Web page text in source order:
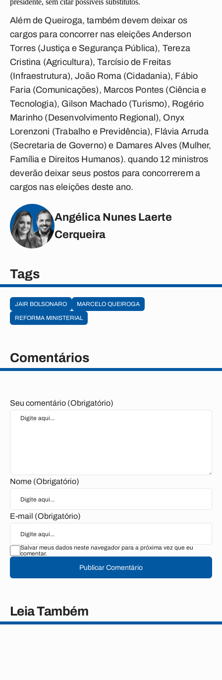
presidente, sem citar possíveis substitutos.
Além de Queiroga, também devem deixar os
cargos para concorrer nas eleições Anderson
Torres (Justiça e Segurança Pública), Tereza
Cristina (Agricultura), Tarcísio de Freitas
(Infraestrutura), João Roma (Cidadania), Fábio
Faria (Comunicações), Marcos Pontes (Ciência e
Tecnologia), Gilson Machado (Turismo), Rogério
Marinho (Desenvolvimento Regional), Onyx
Lorenzoni (Trabalho e Previdência), Flávia Arruda
(Secretaria de Governo) e Damares Alves (Mulher,
Família e Direitos Humanos). quando 12 ministros
deverão deixar seus postos para concorrerem a
cargos nas eleições deste ano.
Angélica Nunes Laerte
Cerqueira
Tags
JAIR BOLSONARO
MARCELO QUEIROGA
REFORMA MINISTERIAL
Comentários
Seu comentário (Obrigatório)
Nome (Obrigatório)
E-mail (Obrigatório)
Salvar meus dados neste navegador para a próxima vez que eu
comentar.
Publicar Comentário
Leia Também